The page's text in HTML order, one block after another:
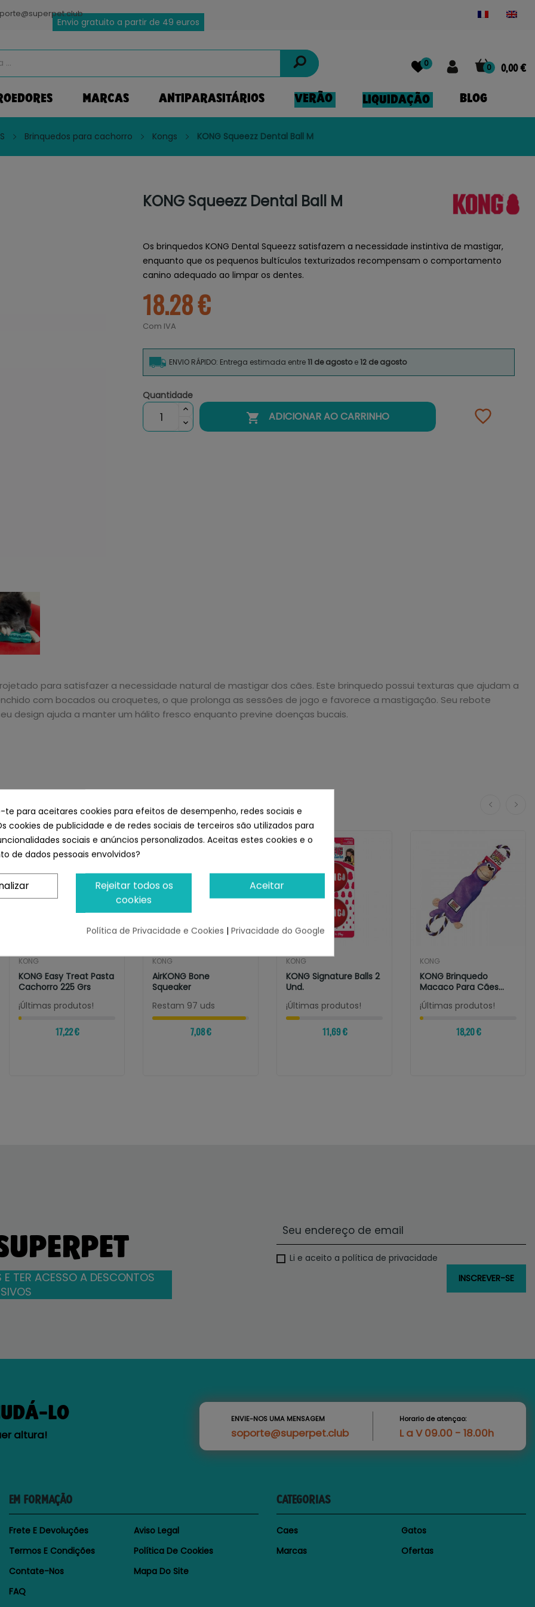
Envio gratuito a partir de 49 euros
0 0,00 €
0
MARCAS ANTIPARASITÁRIOS VERÃO LIQUIDAÇÃO BLOG
Brinquedos para cachorro Kongs KONG Squeezz Dental Ball M
KONG Squeezz Dental Ball M
Os brinquedos KONG Dental Squeezz satisfazem a necessidade instintiva de mastigar,
enquanto que os pequenos bultículos texturizados recompensam o comportamento
canino adequado ao limpar os dentes.
18.28 €
Com IVA
ENVIO RÁPIDO: Entrega estimada entre11 de agostoe12 de agosto
Quantidade
 ADICIONAR AO CARRINHO
para satisfazer a necessidade natural de mastigar dos cães. Este brinquedo possui texturas que ajudam a
com bocados ou croquetes, o que prolonga as sessões de jogo e favorece a mastigação. Seu rebote
design ajuda a manter um hálito fresco enquanto previne doenças bucais.
M
KONG
KONG Easy Treat Pasta
Cachorro 225 Grs
¡Últimas produtos!
17,22 €
KONG
AirKONG Bone
Squeaker
Restam 97 uds
7,08 €
KONG
KONG Signature Balls 2
Und.
¡Últimas produtos!
11,69 €
KONG
KONG Brinquedo
Macaco Para Cães
Tugger Knots Monkey...
¡Últimas produtos!
18,20 €
TER ACESSO A DESCONTOS
Li e aceito a política de privacidade
LO
altura!
ENVIE-NOS UMA MENSAGEM
soporte@superpet.club
Horario de atençao:
L a V 09.00 - 18.00h
EM FORMAÇÃO
Frete E Devoluções
Aviso Legal
Termos E Condições
Política De Cookies
Contate-Nos
Mapa Do Site
FAQ
CATEGORIAS
Caes
Gatos
Marcas
Ofertas
te para aceitares cookies para efeitos de desempenho, redes sociais e
cookies de publicidade e de redes sociais de terceiros são utilizados para
sociais e anúncios personalizados. Aceitas estes cookies e o
de dados pessoais envolvidos?
Aceitar
Rejeitar todos os
cookies
Política de Privacidade e Cookies | Privacidade do Google